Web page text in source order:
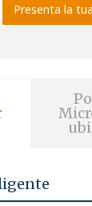
Presenta la